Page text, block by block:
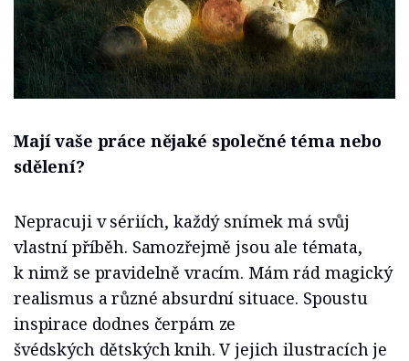
Mají vaše práce nějaké společné téma nebo
sdělení?
Nepracuji v sériích, každý snímek má svůj
vlastní příběh. Samozřejmě jsou ale témata,
k nimž se pravidelně vracím. Mám rád magický
realismus a různé absurdní situace. Spoustu
inspirace dodnes čerpám ze
švédských dětských knih. V jejich ilustracích je